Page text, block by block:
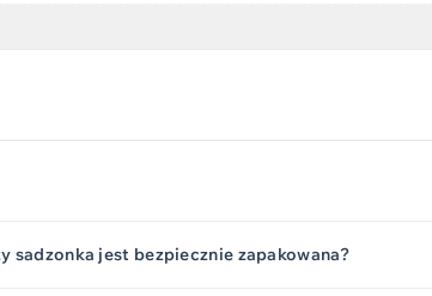
sadzonka jest bezpiecznie zapakowana?